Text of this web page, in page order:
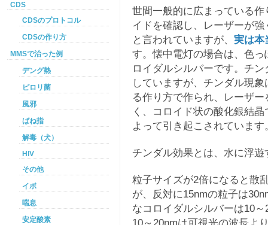
世間一般的に広まっている
イドを確認し、レーザーが
と言われていますが、 実は本
す。懐中電灯の場合は、色
ロイダルシルバーです。チ
していますが、チンダル現
る作り方で作られ、レーザ
く、コロイド状の酸化銀結
よって引き起こされています
チンダル効果とは、水に浮
粒子サイズが2倍になると散
が、反対に15nmの粒子は
なコロイダルシルバーは10
10～20nmは可視光の波長よ
CDS
CDSのプロトコル
CDSの作り方
MMSで治った例
デング熱
ピロリ菌
風邪
ばね指
解毒（犬）
HIV
その他
イボ
喘息
安定酸素